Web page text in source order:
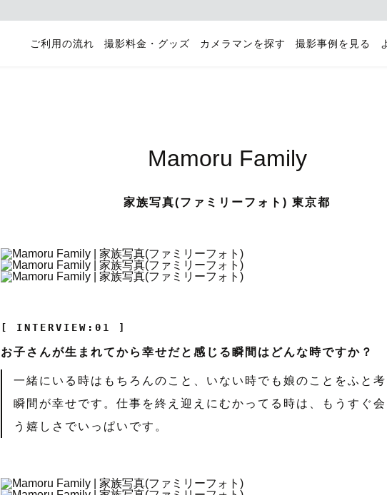
ご利用の流れ 撮影料金・グッズ カメラマンを探す 撮影事例を見る
Mamoru Family
家族写真(ファミリーフォト) 東京都
[ INTERVIEW:01 ]
お子さんが生まれてから幸せだと感じる瞬間はどんな時ですか？
一緒にいる時はもちろんのこと、いない時でも娘のことをふと
瞬間が幸せです。仕事を終え迎えにむかってる時は、もうすぐ
う嬉しさでいっぱいです。